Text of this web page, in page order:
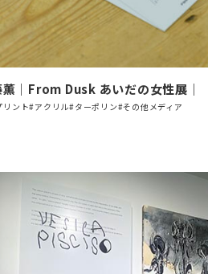
｜From Dusk あいだの女性展｜
リント#アクリル#ターポリン#その他メディア